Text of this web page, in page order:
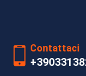
Contattaci